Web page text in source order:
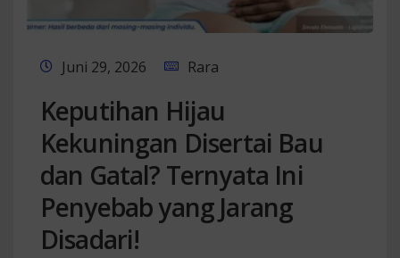
Juni 29, 2026 Rara
Keputihan Hijau
Kekuningan Disertai Bau
dan Gatal? Ternyata Ini
Penyebab yang Jarang
Disadari!